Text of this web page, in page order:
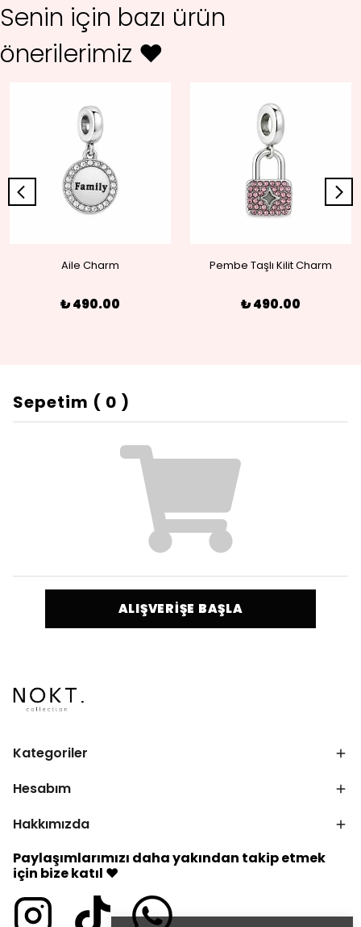
Senin için bazı ürün
önerilerimiz ♥
Aile Charm
₺ 490.00
Pembe Taşlı Kilit Charm
₺ 490.00
Sepetim ( 0 )
ALIŞVERİŞE BAŞLA
Kategoriler
Hesabım
Hakkımızda
Paylaşımlarımızı daha yakından takip etmek
için bize katıl ♥